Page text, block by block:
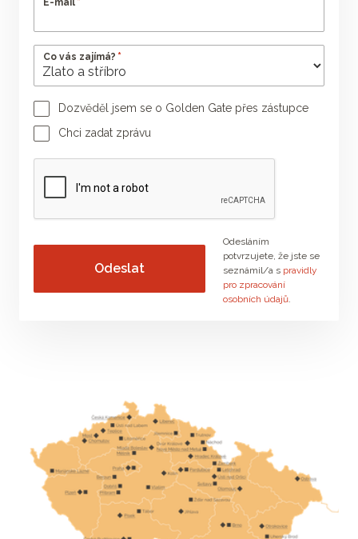
E-mail
Co vás zajímá? *
Dozvěděl jsem se o Golden Gate přes zástupce
Jméno poradce Příjmení poradce
Chci zadat zprávu
Vaše zpráva
Odesláním
potvrzujete, že jste se
seznámil/a s pravidly
pro zpracování
osobních údajů.